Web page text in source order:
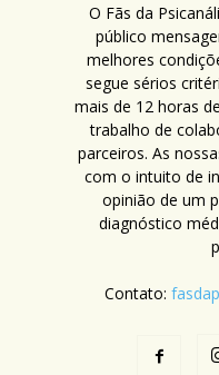
O Fãs da
público
melhores
segue sérios
mais de 12 horas
trabalho de
parceiros. As
com o intuito de
opinião de um
diagnóstico
Contato: